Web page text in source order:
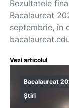
Rezultatele
Bacalaureat
septembrie, în
Vezi articolul
Bacalaureat
Știri